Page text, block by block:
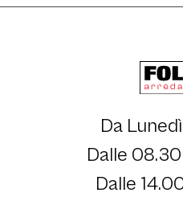
Da
Dalle
Dalle